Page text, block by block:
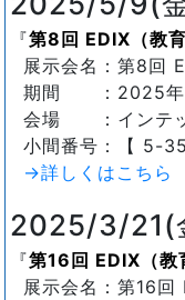
第8回 EDIX（教
展示会名：第8回
期間 ：2025年6
会場 ：インテッ
小間番号：【 5-35
→詳しくはこちら
2025/3/21(
第16回 EDIX（教
展示会名：第16回